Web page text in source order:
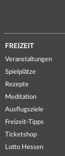
FREIZEIT
Veranstaltungen
Spielplätze
Rezepte
Meditation
Ausflugsziele
Freizeit-Tipps
Ticketshop
Lotto Hessen